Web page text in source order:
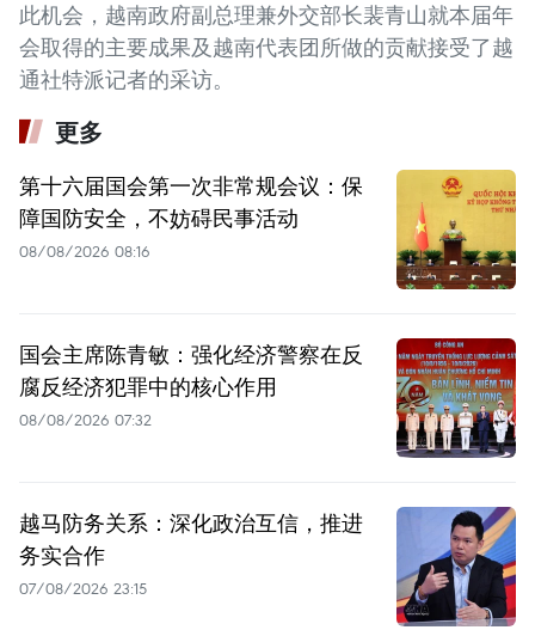
此机会，越南政府副总理兼外交部长裴青山就本届年
会取得的主要成果及越南代表团所做的贡献接受了越
通社特派记者的采访。
更多
第十六届国会第一次非常规会议：保
障国防安全，不妨碍民事活动
08/08/2026 08:16
国会主席陈青敏：强化经济警察在反
腐反经济犯罪中的核心作用
08/08/2026 07:32
越马防务关系：深化政治互信，推进
务实合作
07/08/2026 23:15